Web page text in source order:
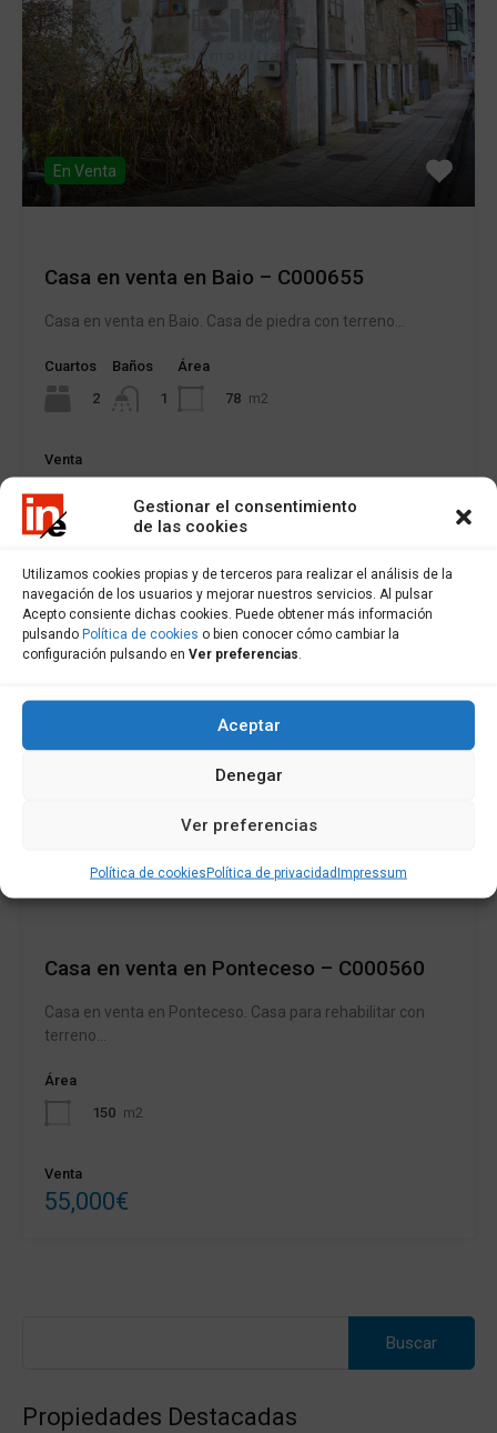
Gestionar el consentimiento
de las cookies
Utilizamos cookies propias y de terceros para realizar el análisis de la
navegación de los usuarios y mejorar nuestros servicios. Al pulsar
Acepto consiente dichas cookies. Puede obtener más información
pulsando Política de cookies o bien conocer cómo cambiar la
configuración pulsando en Ver preferencias
Aceptar
Denegar
Ver preferencias
Política de cookiesPolítica de privacidadImpressum
En Venta
Casa en venta en Baio – C000655
Casa en venta en Baio. Casa de piedra con terreno…
Cuartos
2
Baños
1
Área
78 m2
Venta
75,000€
Casa en venta en Ponteceso – C000560
Casa en venta en Ponteceso. Casa para rehabilitar con
terreno…
Área
150 m2
Venta
55,000€
Propiedades Destacadas